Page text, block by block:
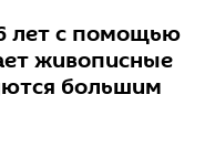
лет с помощью
живописные
большим